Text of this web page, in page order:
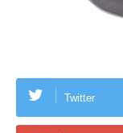
Twitter